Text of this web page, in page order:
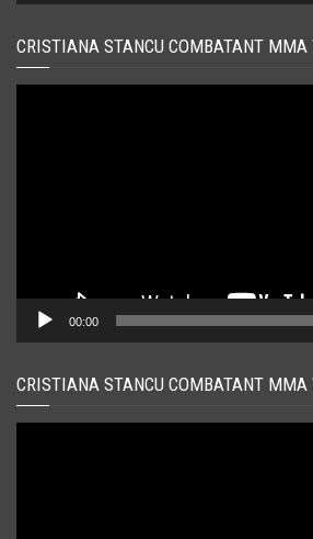
CRISTIANA STANCU COMBATANT MMA
00:00
CRISTIANA STANCU COMBATANT